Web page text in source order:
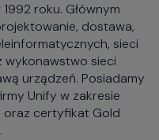
roku. Głównym
dostawa,
sieci
wykonawstwo sieci
urządzeń. Posiadamy
Unify w zakresie
oraz certyfikat Gold